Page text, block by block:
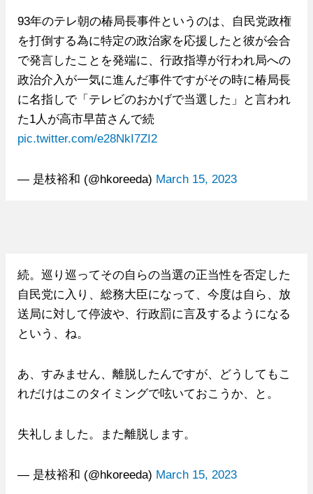
93年のテレ朝の椿局長事件というのは、自民党政権
を打倒する為に特定の政治家を応援したと彼が会合
で発言したことを発端に、行政指導が行われ局への
政治介入が一気に進んだ事件ですがその時に椿局長
に名指しで「テレビのおかげで当選した」と言われ
た1人が高市早苗さんで続
pic.twitter.com/e28NkI7ZI2
— 是枝裕和 (@hkoreeda) March 15, 2023
続。巡り巡ってその自らの当選の正当性を否定した
自民党に入り、総務大臣になって、今度は自ら、放
送局に対して停波や、行政罰に言及するようになる
という、ね。
あ、すみません、離脱したんですが、どうしてもこ
れだけはこのタイミングで呟いておこうか、と。
失礼しました。また離脱します。
— 是枝裕和 (@hkoreeda) March 15, 2023